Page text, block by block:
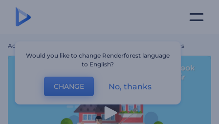
Accueil Promotion Du Site D'échange De Maisons
Would you like to change Renderforest language
to English?
CHANGE No, thanks